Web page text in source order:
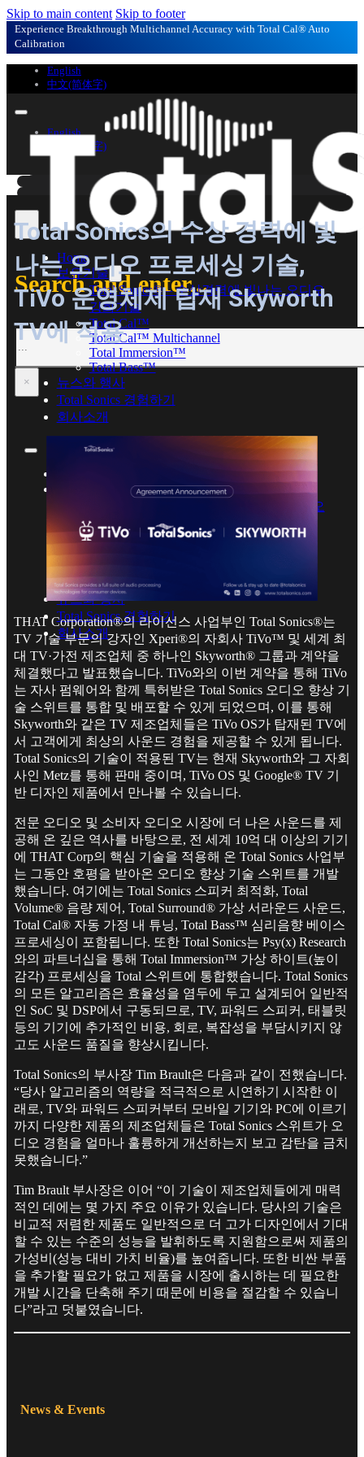
Skip to main content Skip to footer
Experience Breakthrough Multichannel Accuracy with Total Cal® Auto
Calibration
English
中文(简体字)
English
中文(简体字)
Search and enter...
Search
×
Home
보유기술
Total Sonics® – 수상경력에 빛나는 오디오
강화기술
Total Cal™
Total Cal™ Multichannel
Total Immersion™
Total Bass™
뉴스와 행사
Total Sonics 경험하기
회사소개
Total Sonics® – 수상경력에 빛나는 오디오
강화기술
Total Cal™
Total Bass™
뉴스와 행사
Total Sonics 경험하기
회사소개
Total Sonics의 수상 경력에 빛
나는 오디오 프로세싱 기술,
TiVo 운영체제 탑재 Skyworth
TV에 적용
THAT Corporation®의 라이선스 사업부인 Total Sonics®는
TV 기술 부문의 강자인 Xperi®의 자회사 TiVo™ 및 세계 최
대 TV·가전 제조업체 중 하나인 Skyworth® 그룹과 계약을
체결했다고 발표했습니다. TiVo와의 이번 계약을 통해 TiVo
는 자사 펌웨어와 함께 특허받은 Total Sonics 오디오 향상 기
술 스위트를 통합 및 배포할 수 있게 되었으며, 이를 통해
Skyworth와 같은 TV 제조업체들은 TiVo OS가 탑재된 TV에
서 고객에게 최상의 사운드 경험을 제공할 수 있게 됩니다.
Total Sonics의 기술이 적용된 TV는 현재 Skyworth와 그 자회
사인 Metz를 통해 판매 중이며, TiVo OS 및 Google® TV 기
반 디자인 제품에서 만나볼 수 있습니다.
전문 오디오 및 소비자 오디오 시장에 더 나은 사운드를 제
공해 온 깊은 역사를 바탕으로, 전 세계 10억 대 이상의 기기
에 THAT Corp의 핵심 기술을 적용해 온 Total Sonics 사업부
는 그동안 호평을 받아온 오디오 향상 기술 스위트를 개발
했습니다. 여기에는 Total Sonics 스피커 최적화, Total
Volume® 음량 제어, Total Surround® 가상 서라운드 사운드,
Total Cal® 자동 가정 내 튜닝, Total Bass™ 심리음향 베이스
프로세싱이 포함됩니다. 또한 Total Sonics는 Psy(x) Research
와의 파트너십을 통해 Total Immersion™ 가상 하이트(높이
감각) 프로세싱을 Total 스위트에 통합했습니다. Total Sonics
의 모든 알고리즘은 효율성을 염두에 두고 설계되어 일반적
인 SoC 및 DSP에서 구동되므로, TV, 파워드 스피커, 태블릿
등의 기기에 추가적인 비용, 회로, 복잡성을 부담시키지 않
고도 사운드 품질을 향상시킵니다.
Total Sonics의 부사장 Tim Brault은 다음과 같이 전했습니다.
“당사 알고리즘의 역량을 적극적으로 시연하기 시작한 이
래로, TV와 파워드 스피커부터 모바일 기기와 PC에 이르기
까지 다양한 제품의 제조업체들은 Total Sonics 스위트가 오
디오 경험을 얼마나 훌륭하게 개선하는지 보고 감탄을 금치
못했습니다.”
Tim Brault 부사장은 이어 “이 기술이 제조업체들에게 매력
적인 데에는 몇 가지 주요 이유가 있습니다. 당사의 기술은
비교적 저렴한 제품도 일반적으로 더 고가 디자인에서 기대
할 수 있는 수준의 성능을 발휘하도록 지원함으로써 제품의
가성비(성능 대비 가치 비율)를 높여줍니다. 또한 비싼 부품
을 추가할 필요가 없고 제품을 시장에 출시하는 데 필요한
개발 시간을 단축해 주기 때문에 비용을 절감할 수 있습니
다”라고 덧붙였습니다.
News & Events